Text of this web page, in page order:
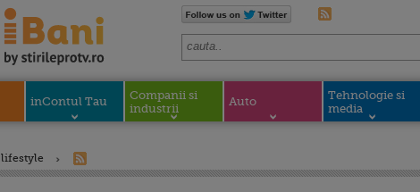
inContul Tau
Companii si
industrii
Auto
Tehnologie si
media
lifestyle